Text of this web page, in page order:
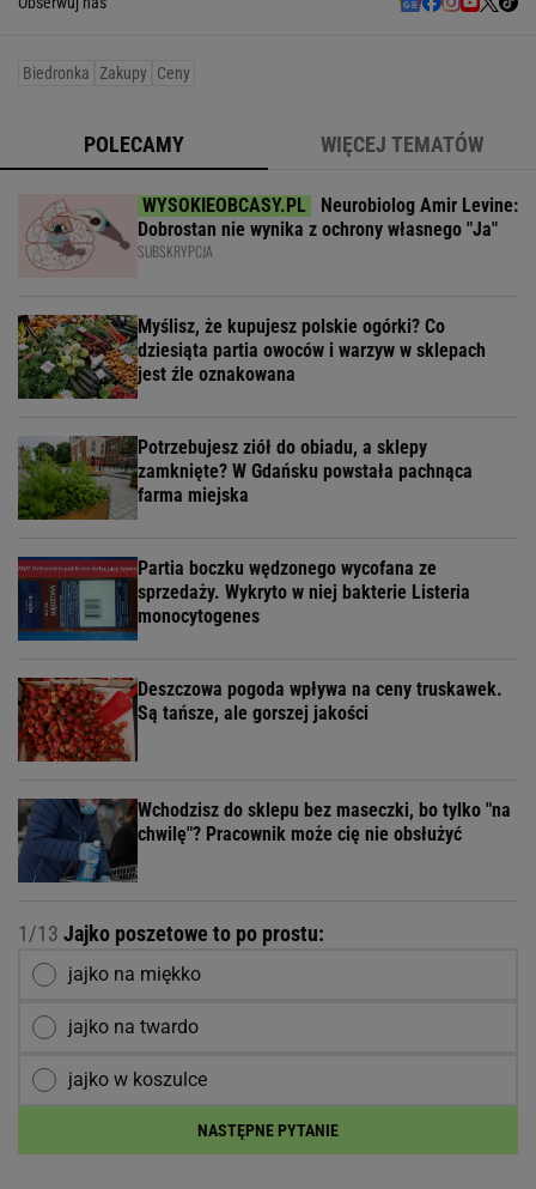
Biedronka Zakupy Ceny
POLECAMY WIĘCEJ TEMATÓW
Neurobiolog Amir Levine:
Dobrostan nie wynika z ochrony własnego "Ja"
SUBSKRYPCJA
Myślisz, że kupujesz polskie ogórki? Co
dziesiąta partia owoców i warzyw w sklepach
jest źle oznakowana
Potrzebujesz ziół do obiadu, a sklepy
zamknięte? W Gdańsku powstała pachnąca
farma miejska
Partia boczku wędzonego wycofana ze
sprzedaży. Wykryto w niej bakterie Listeria
monocytogenes
Deszczowa pogoda wpływa na ceny truskawek.
Są tańsze, ale gorszej jakości
Wchodzisz do sklepu bez maseczki, bo tylko "na
chwilę"? Pracownik może cię nie obsłużyć
1/13 Jajko poszetowe to po prostu:
jajko na miękko
jajko na twardo
jajko w koszulce
NASTĘPNE PYTANIE